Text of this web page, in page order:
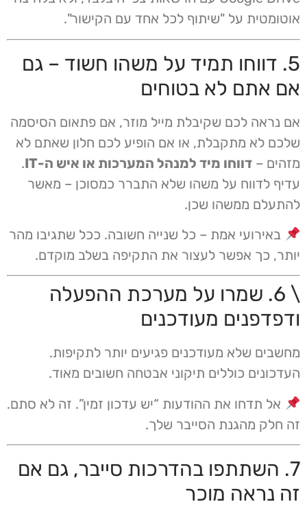
אוטומטית על "שיתוף לכל אחד עם הקישור".
5. דווחו תמיד על משהו חשוד – גם
אם אתם לא בטוחים
אם נראה לכם שקיבלת מייל מוזר, אם פתאום הסיסמה
שלכם לא מתקבלת, או אם הופיע לכם חלון שאתם לא
מזהים – דווחו מיד למנהל המערכות או איש ה-IT
.
עדיף לדווח על משהו שלא התברר כמסוכן – מאשר
להתעלם ממשהו שכן.
באירועי אמת – כל שנייה חשובה. ככל שתגיבו מהר
יותר, כך אפשר לעצור את התקיפה בשלב מוקדם.
\ 6. שמרו על מערכת ההפעלה
ודפדפנים מעודכנים
מחשבים שלא מעודכנים פגיעים יותר לתקיפות.
העדכונים כוללים תיקוני אבטחה חשובים מאוד.
אל תדחו את ההודעות “יש עדכון זמין”. זה לא סתם.
זה חלק מהגנת הסייבר שלך.
7. השתתפו בהדרכות סייבר, גם אם
זה נראה מוכר